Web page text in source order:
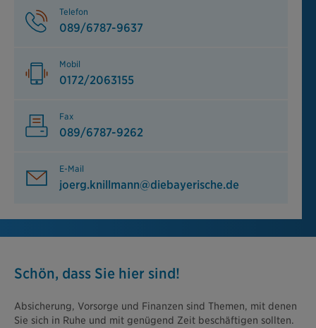
Telefon
089/6787-9637
Mobil
0172/2063155
Fax
089/6787-9262
E-Mail
joerg.knillmann@diebayerische.de
Schön, dass Sie hier sind!
Absicherung, Vorsorge und Finanzen sind Themen, mit denen
Sie sich in Ruhe und mit genügend Zeit beschäftigen sollten.